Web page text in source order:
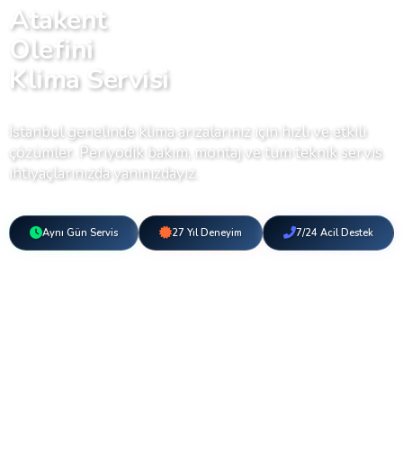
Atakent
Olefini
Klima Servisi
İstanbul genelinde klima arızalarınız için hızlı ve etkili
çözümler. Periyodik bakım, montaj ve tüm teknik servis
ihtiyaçlarınızda yanınızdayız.
Aynı Gün Servis 27 Yıl Deneyim 7/24 Acil Destek